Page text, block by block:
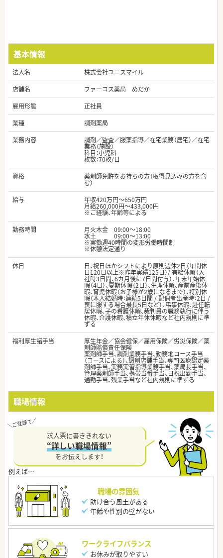
基本情報
法人名
株式会社ユニスマイル
店舗名
ファーコス薬局 めだか
雇用形態
正社員
業種
調剤薬局
業務内容
調剤／監査／服薬指導／在宅業務（居宅）／在宅
業務（施設）
科目：小児科
枚数：70枚/日
資格
薬剤師免許をお持ちの方（取得見込みの方を含
む）
給与
年収420万円～650万円
月給260,000円～433,000円
※ご経験、年齢等による
勤務時間
月火木金 09:00～18:00
水土 09:00～13:00
※実働週40時間の変形労働時間制
※休憩法定通り
休日
日、祝日ほかシフトにより原則週休2日（年間休
日120日以上※昨年実績125日）/ 有給休暇（入
社時3日間、6カ月後に7日間付与）、年末年始休
暇（4日）、夏期休暇（2日）、生理休暇、産前産後休
暇、育児休暇（お子様が2歳になるまで）、特別休
暇（本人結婚時：連続5日間 / 配偶者出産時：2日 /
喪に服する場合最長5日など）、弔事休暇、赴任転
居休暇、子の看護休暇、裁判員の職務執行に伴う
休暇、介護休暇、積立年休休暇など社内規則に準
ずる
福利厚生諸手当
厚生年金／協会健保／雇用保険／労災保険／薬
剤師賠償責任保険
薬剤師手当、調剤業務手当、勤務地コース手当
（コースによる）、調剤店舗手当、専門医療認定薬
剤師手当、実務実習指導業務手当、薬局長手当、
管理薬剤師手当、携帯当番手当、日祝出勤手当、
通勤手当、残業手当など社内規則に準ずる
職場情報
求人票に書ききれない
“詳しい職場情報”
をお伝えします！
職場の雰囲気
助け合う風土がある
年齢や性別の壁がない
ワークライフバランス
お休みが取りやすい